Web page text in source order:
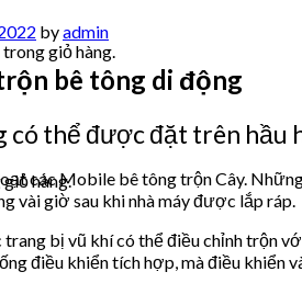
giỏ hàng.
hàng.
byadmin
bê tông di động
có thể được đặt trên hầu
các Mobile bê tông trộn Cây.
vài giờ sau khi nhà máy được lắp ráp.
bị vũ khí có thể điều chỉnh trộn
điều khiển tích hợp, mà điều khiển